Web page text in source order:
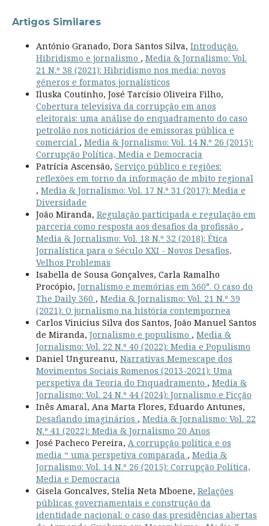
Artigos Similares
António Granado, Dora Santos Silva, Introdução.
Hibridismo e jornalismo , Media & Jornalismo: Vol.
21 N.º 38 (2021): Hibridismo nos media: novos
géneros e formatos jornalísticos
Iluska Coutinho, José Tarcísio Oliveira Filho,
Cobertura televisiva da corrupção em anos
eleitorais: uma análise do enquadramento do caso
petrolão nos noticiários de emissoras pública e
comercial , Media & Jornalismo: Vol. 14 N.º 26 (2015):
Corrupção Política, Media e Democracia
Patrícia Ascensão, Serviço público e regiões:
reflexões em torno da informação de mbito regional
, Media & Jornalismo: Vol. 17 N.º 31 (2017): Media e
Diversidade
João Miranda, Regulação participada e regulação em
parceria como resposta aos desafios da profissão ,
Media & Jornalismo: Vol. 18 N.º 32 (2018): Ética
Jornalística para o Século XXI - Novos Desafios,
Velhos Problemas
Isabella de Sousa Gonçalves, Carla Ramalho
Procópio, Jornalismo e memórias em 360°. O caso do
The Daily 360 , Media & Jornalismo: Vol. 21 N.º 39
(2021): O jornalismo na história contempornea
Carlos Vinicius Silva dos Santos, João Manuel Santos
de Miranda, Jornalismo e populismo , Media &
Jornalismo: Vol. 22 N.º 40 (2022): Media e Populismo
Daniel Ungureanu, Narrativas Memescape dos
Movimentos Sociais Romenos (2013-2021): Uma
perspetiva da Teoria do Enquadramento , Media &
Jornalismo: Vol. 24 N.º 44 (2024): Jornalismo e Ficção
Inês Amaral, Ana Marta Flores, Eduardo Antunes,
Desafiando imaginários , Media & Jornalismo: Vol. 22
N.º 41 (2022): Media & Jornalismo 20 Anos
José Pacheco Pereira, A corrupção política e os
media “ uma perspetiva comparada , Media &
Jornalismo: Vol. 14 N.º 26 (2015): Corrupção Política,
Media e Democracia
Gisela Goncalves, Stelia Neta Mboene, Relações
públicas governamentais e construção da
identidade nacional: o caso das presidências abertas